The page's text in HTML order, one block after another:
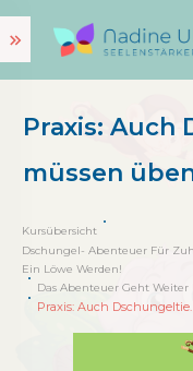
Praxis: Auch
müssen
Kursübersicht
Dschungel- Abenteuer Für
Ein Löwe Werden!
Das Abenteuer Geht
Praxis: Auch